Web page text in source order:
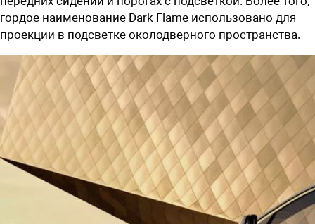
гордое наименование Dark Flame использовано для
проекции в подсветке околодверного пространства.